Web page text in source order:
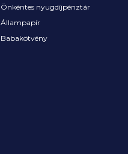
Önkéntes nyugdíjpénztár
Állampapír
Babakötvény